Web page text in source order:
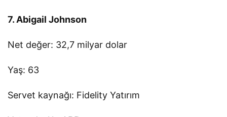
7. Abigail Johnson
Net değer: 32,7 milyar dolar
Yaş: 63
Servet kaynağı: Fidelity Yatırım